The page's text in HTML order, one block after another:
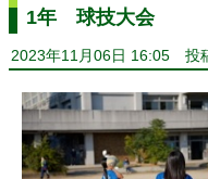
1年 球技大会
2023年11月06日 16:05 投